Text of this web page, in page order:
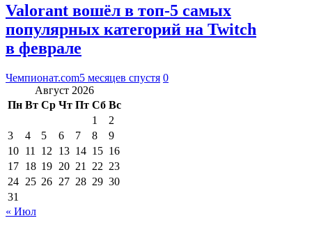
Valorant вошёл в топ-5 самых
популярных категорий на Twitch
в феврале
Чемпионат.com5 месяцев спустя 0
Август 2026
Пн Вт Ср Чт Пт Сб Вс
1
2
3
4 5 6 7 8
9
10 11 12 13 14 15 16
17 18 19 20 21 22 23
24 25 26 27 28 29 30
31
« Июл